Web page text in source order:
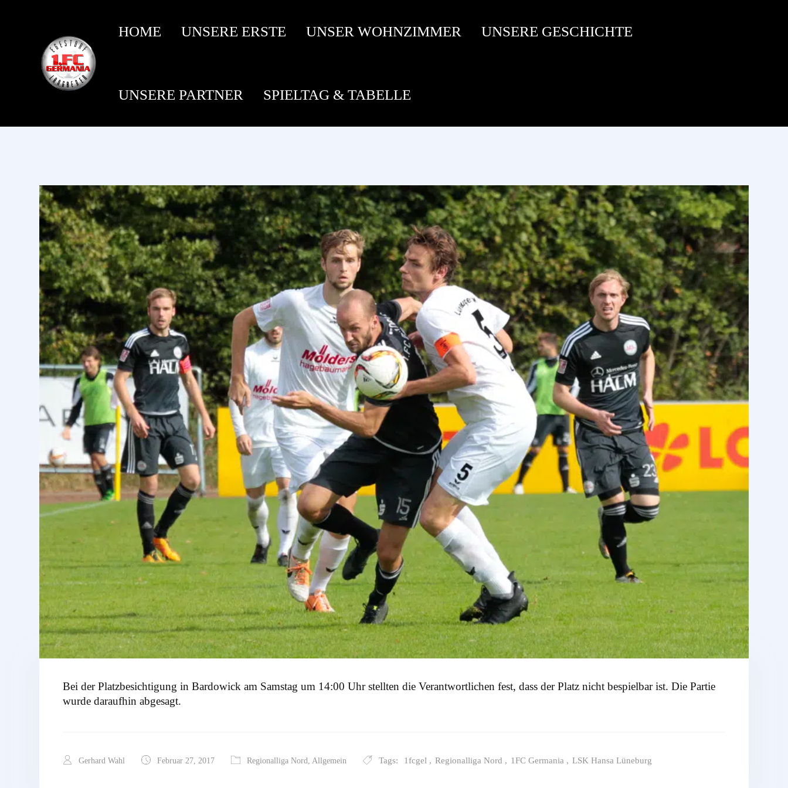
HOME UNSERE ERSTE UNSER WOHNZIMMER UNSERE GESCHICHTE
UNSERE PARTNER SPIELTAG & TABELLE
Bei der Platzbesichtigung in Bardowick am Samstag um 14:00 Uhr stellten die Verantwortlichen fest, dass der Platz nicht bespielbar ist. Die Partie
wurde daraufhin abgesagt.
Gerhard Wahl Februar 27, 2017 Regionalliga Nord Allgemein Tags: 1fcgel , Regionalliga Nord , 1FC Germania , LSK Hansa Lüneburg